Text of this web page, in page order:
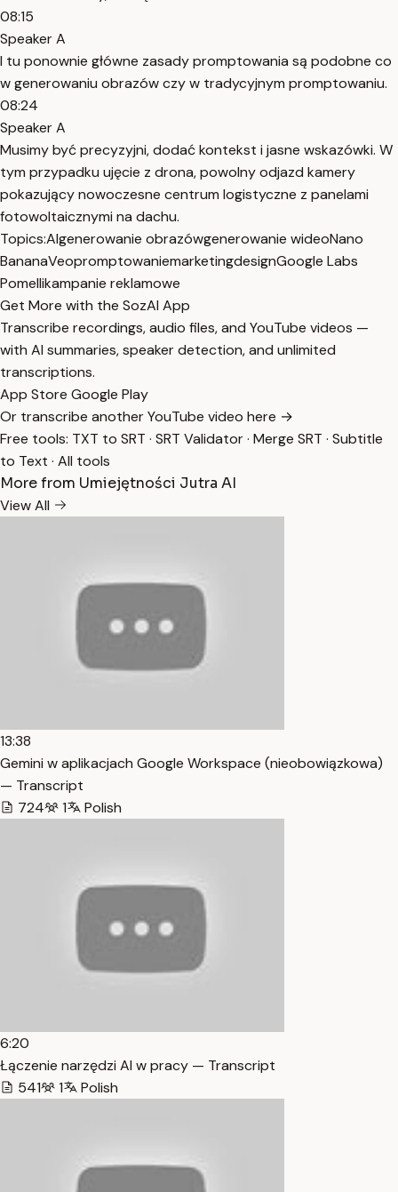
08:15
Speaker A
I tu ponownie główne zasady promptowania są podobne co
w generowaniu obrazów czy w tradycyjnym promptowaniu.
08:24
Speaker A
Musimy być precyzyjni, dodać kontekst i jasne wskazówki. W
tym przypadku ujęcie z drona, powolny odjazd kamery
pokazujący nowoczesne centrum logistyczne z panelami
fotowoltaicznymi na dachu.
Topics:AIgenerowanie obrazówgenerowanie wideoNano
BananaVeopromptowaniemarketingdesignGoogle Labs
Pomellikampanie reklamowe
Get More with the SozAI App
Transcribe recordings, audio files, and YouTube videos —
with AI summaries, speaker detection, and unlimited
transcriptions.
App Store Google Play
Or transcribe another YouTube video here →
Free tools: TXT to SRT · SRT Validator· Merge SRT · Subtitle
to Text · All tools
More from Umiejętności Jutra AI
View All
13:38
Gemini w aplikacjach Google Workspace (nieobowiązkowa)
— Transcript
724
1 Polish
6:20
Łączenie narzędzi AI w pracy — Transcript
541
1 Polish